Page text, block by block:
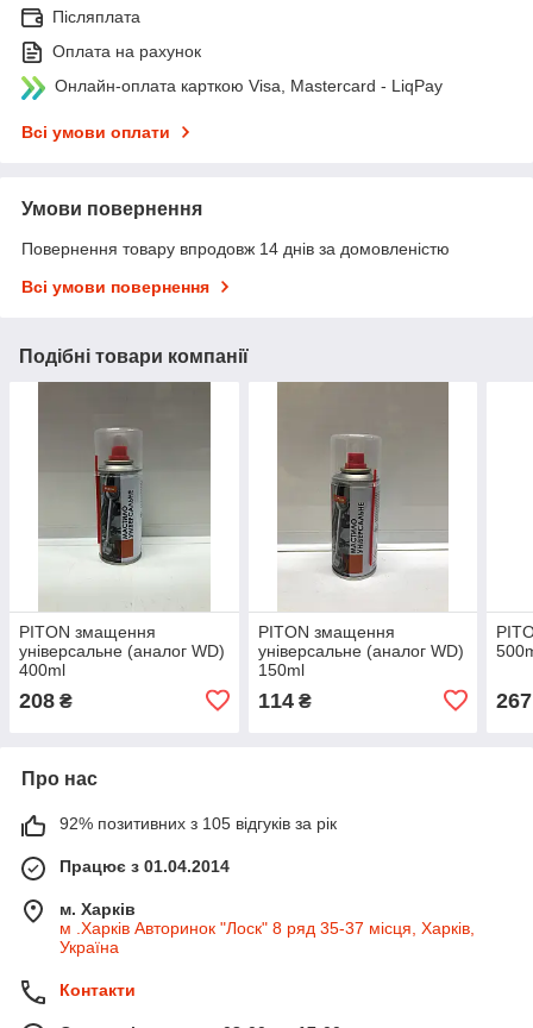
Післяплата
Оплата на рахунок
Онлайн-оплата карткою Visa, Mastercard - LiqPay
Всі умови оплати
Умови повернення
Повернення товару впродовж 14 днів за домовленістю
Всі умови повернення
Подібні товари компанії
PITON змащення
універсальне (аналог WD)
400ml
208 ₴
PITON змащення
універсальне (аналог WD)
150ml
114₴ 267
Про нас
92% позитивних з 105 відгуків за рік
Працює з 01.04.2014
м. Харків
м .Харків Авторинок "Лоск" 8 ряд 35-37 місця, Харків,
Україна
Контакти